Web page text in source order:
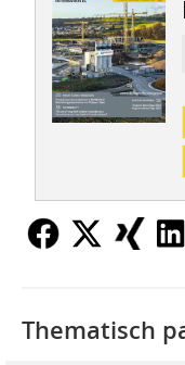
Thematisch